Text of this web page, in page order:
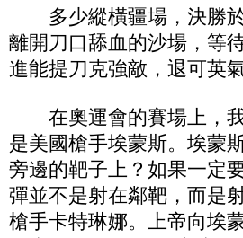
多少縱橫疆場，決勝於
離開刀口舔血的沙場，等
進能提刀克強敵，退可英
在奧運會的賽場上，我
是美國槍手埃蒙斯。埃蒙
旁邊的靶子上？如果一定
彈並不是射在鄰靶，而是
槍手卡特琳娜。上帝向埃